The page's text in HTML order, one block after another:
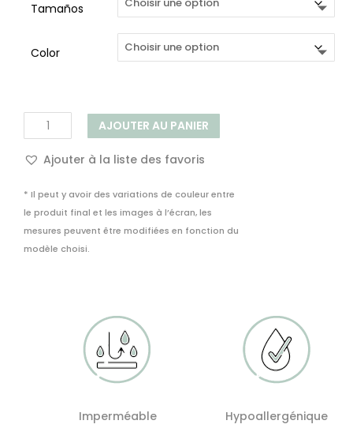
Tamaños
Color
quantité
de
Chemin
table
–
Torres
Vedras
AJOUTER AU PANIER
Ajouter à la liste des favoris
* Il peut y avoir des variations de couleur entre
le produit final et les images à l’écran, les
mesures peuvent être modifiées en fonction du
modèle choisi.
Imperméable Hypoallergénique